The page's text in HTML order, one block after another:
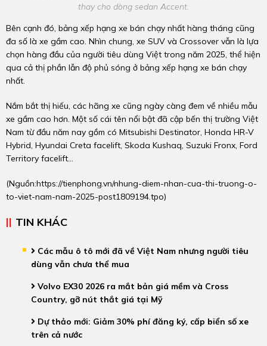
thay cho dòng sedan Accent.
Bên cạnh đó, bảng xếp hạng xe bán chạy nhất hàng tháng cũng
đa số là xe gầm cao. Nhìn chung, xe SUV và Crossover vẫn là lựa
chọn hàng đầu của người tiêu dùng Việt trong năm 2025, thể hiện
qua cả thị phần lẫn độ phủ sóng ở bảng xếp hạng xe bán chạy
nhất.
Nắm bắt thị hiếu, các hãng xe cũng ngày càng đem về nhiều mẫu
xe gầm cao hơn. Một số cái tên nổi bật đã cập bến thị trường Việt
Nam từ đầu năm nay gồm có Mitsubishi Destinator, Honda HR-V
Hybrid, Hyundai Creta facelift, Skoda Kushaq, Suzuki Fronx, Ford
Territory facelift...
(Nguồn:https://tienphong.vn/nhung-diem-nhan-cua-thi-truong-o-
to-viet-nam-nam-2025-post1809194.tpo)
TIN KHÁC
Các mẫu ô tô mới đã về Việt Nam nhưng người tiêu
dùng vẫn chưa thể mua
Volvo EX30 2026 ra mắt bản giá mềm và Cross
Country, gỡ nút thắt giá tại Mỹ
Dự thảo mới: Giảm 30% phí đăng ký, cấp biển số xe
trên cả nước